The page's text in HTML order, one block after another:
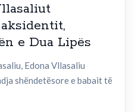
e Dua Lipës
Edona Vllasaliu
shëndetësore e babait të